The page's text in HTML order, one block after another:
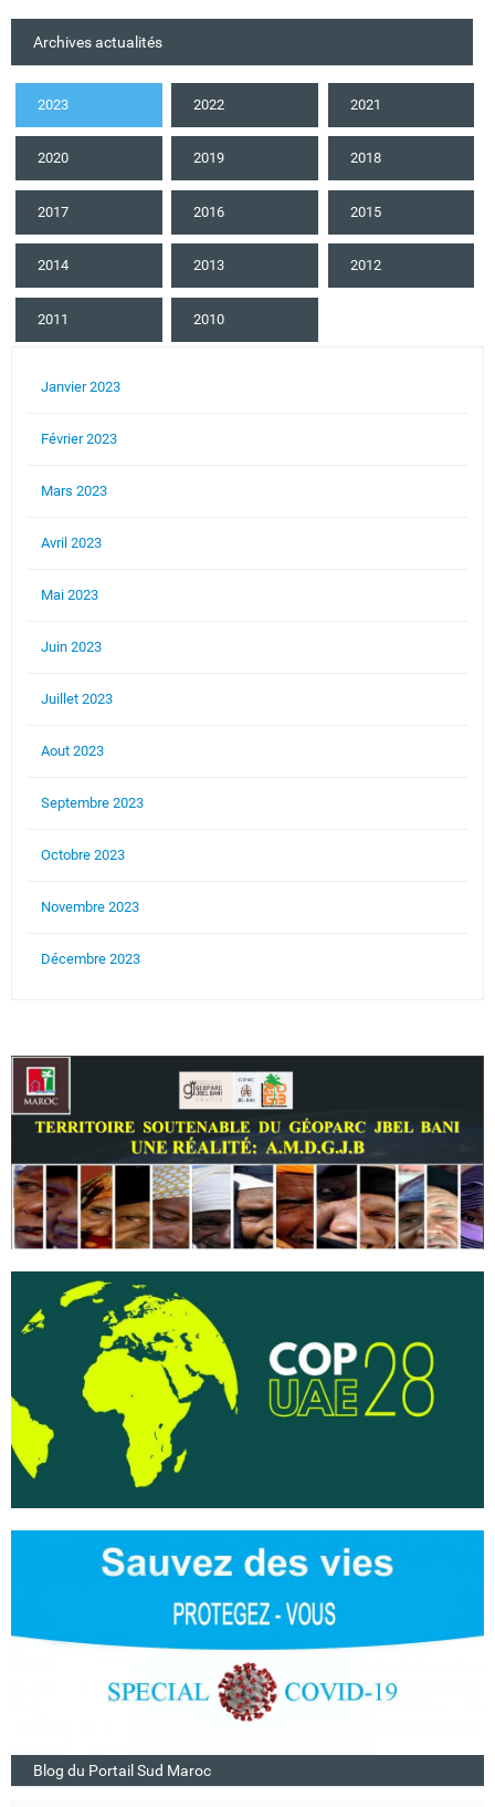
Archives actualités
2023 2022 2021
2020 2019 2018
2017 2016 2015
2014 2013 2012
2011 2010
Janvier 2023
Février 2023
Mars 2023
Avril 2023
Mai 2023
Juin 2023
Juillet 2023
Aout 2023
Septembre 2023
Octobre 2023
Novembre 2023
Décembre 2023
Blog du Portail Sud Maroc